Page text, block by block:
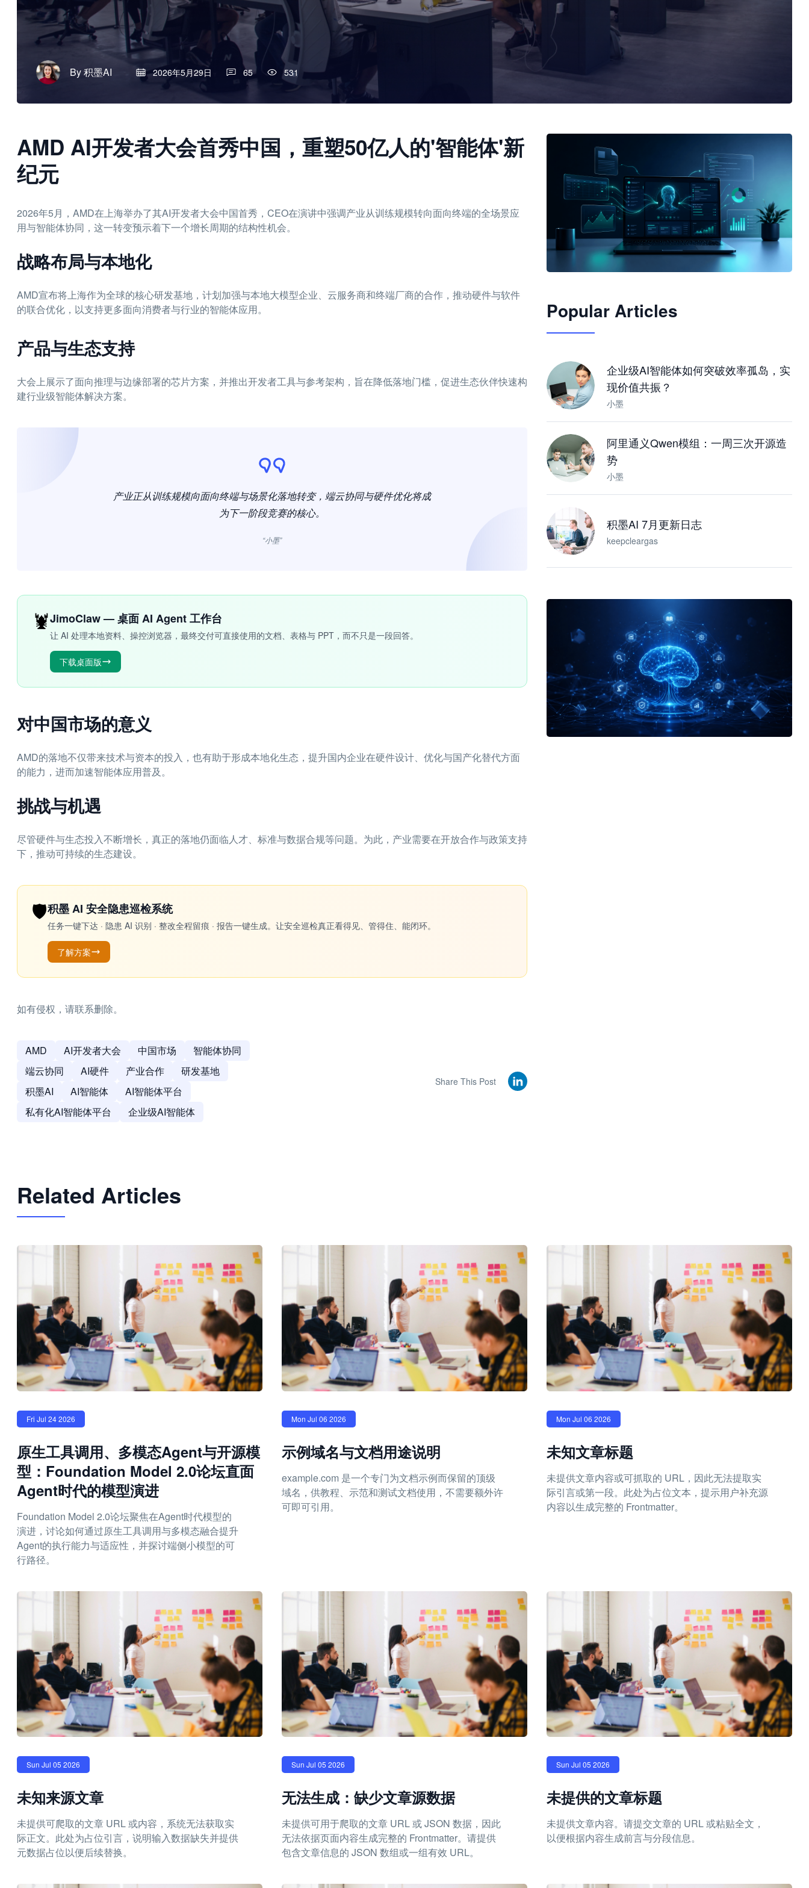
By积墨AI 2026年5月29日 65 531
AMD AI开发者大会首秀中国，重塑50亿人的'智能体'新
纪元
2026年5月，AMD在上海举办了其AI开发者大会中国首秀，CEO在演讲中强调产业从训练规模转向面向终端的全场景应
用与智能体协同，这一转变预示着下一个增长周期的结构性机会。
战略布局与本地化
AMD宣布将上海作为全球的核心研发基地，计划加强与本地大模型企业、云服务商和终端厂商的合作，推动硬件与软件
的联合优化，以支持更多面向消费者与行业的智能体应用。
产品与生态支持
大会上展示了面向推理与边缘部署的芯片方案，并推出开发者工具与参考架构，旨在降低落地门槛，促进生态伙伴快速构
建行业级智能体解决方案。
产业正从训练规模向面向终端与场景化落地转变，端云协同与硬件优化将成
为下一阶段竞赛的核心。
“小墨”
🦞JimoClaw — 桌面 AI Agent 工作台
让 AI 处理本地资料、操控浏览器，最终交付可直接使用的文档、表格与 PPT，而不只是一段回答。
下载桌面版
对中国市场的意义
AMD的落地不仅带来技术与资本的投入，也有助于形成本地化生态，提升国内企业在硬件设计、优化与国产化替代方面
的能力，进而加速智能体应用普及。
挑战与机遇
尽管硬件与生态投入不断增长，真正的落地仍面临人才、标准与数据合规等问题。为此，产业需要在开放合作与政策支持
下，推动可持续的生态建设。
🛡️积墨 AI 安全隐患巡检系统
任务一键下达 · 隐患 AI 识别 · 整改全程留痕 · 报告一键生成。让安全巡检真正看得见、管得住、能闭环。
了解方案
如有侵权，请联系删除。
AMD AI开发者大会 中国市场
智能体协同
端云协同
AI硬件 产业合作
研发基地
积墨AI
AI智能体
AI智能体平台
私有化AI智能体平台
企业级AI智能体
Share This Post
JimoClaw 桌面 AI Agent 工作台
Popular Articles
企业级AI智能体如何突破效率孤岛，实
现价值共振？
小墨
阿里通义Qwen模组：一周三次开源造
势
小墨
积墨AI 7月更新日志
keepcleargas
Related Articles
Fri Jul 24 2026
原生工具调用、多模态Agent与开源模
型：Foundation Model 2.0论坛直面
Agent时代的模型演进
Foundation Model 2.0论坛聚焦在Agent时代模型的
演进，讨论如何通过原生工具调用与多模态融合提升
Agent的执行能力与适应性，并探讨端侧小模型的可
行路径。
Mon Jul 06 2026
示例域名与文档用途说明
example.com 是一个专门为文档示例而保留的顶级
域名，供教程、示范和测试文档使用，不需要额外许
可即可引用。
Mon Jul 06 2026
未知文章标题
未提供文章内容或可抓取的 URL，因此无法提取实
际引言或第一段。此处为占位文本，提示用户补充源
内容以生成完整的 Frontmatter。
Sun Jul 05 2026
未知来源文章
未提供可爬取的文章 URL 或内容，系统无法获取实
际正文。此处为占位引言，说明输入数据缺失并提供
元数据占位以便后续替换。
Sun Jul 05 2026
无法生成：缺少文章源数据
未提供可用于爬取的文章 URL 或 JSON 数据，因此
无法依据页面内容生成完整的 Frontmatter。请提供
包含文章信息的 JSON 数组或一组有效 URL。
Sun Jul 05 2026
未提供的文章标题
未提供文章内容。请提交文章的 URL 或粘贴全文，
以便根据内容生成前言与分段信息。